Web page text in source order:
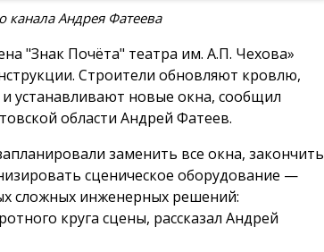
канала Андрея Фатеева
"Знак Почёта" театра им. А.П. Чехова»
Строители обновляют кровлю,
устанавливают новые окна, сообщил
области Андрей Фатеев.
заменить все окна, закончить
сценическое оборудование —
сложных инженерных решений:
круга сцены, рассказал Андрей